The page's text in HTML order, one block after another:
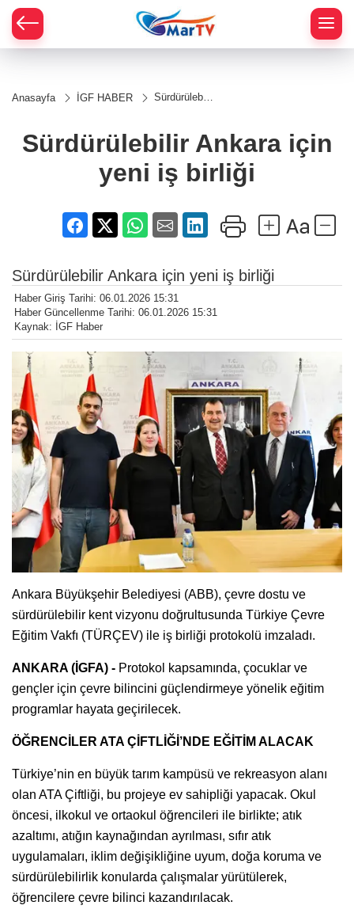
Anasayfa İGF HABER
Sürdürülebilir
Sürdürülebilir Ankara için
yeni iş birliği
Sürdürülebilir Ankara için yeni iş birliği
Haber Giriş Tarihi: 06.01.2026 15:31
Haber Güncellenme Tarihi: 06.01.2026 15:31
Kaynak: İGF Haber
Ankara Büyükşehir Belediyesi (ABB), çevre dostu ve
sürdürülebilir kent vizyonu doğrultusunda Türkiye Çevre
Eğitim Vakfı (TÜRÇEV) ile iş birliği protokolü imzaladı.
ANKARA (İGFA) - Protokol kapsamında, çocuklar ve
gençler için çevre bilincini güçlendirmeye yönelik eğitim
programlar hayata geçirilecek.
ÖĞRENCİLER ATA ÇİFTLİĞİ’NDE EĞİTİM ALACAK
Türkiye’nin en büyük tarım kampüsü ve rekreasyon alanı
olan ATA Çiftliği, bu projeye ev sahipliği yapacak. Okul
öncesi, ilkokul ve ortaokul öğrencileri ile birlikte; atık
azaltımı, atığın kaynağından ayrılması, sıfır atık
uygulamaları, iklim değişikliğine uyum, doğa koruma ve
sürdürülebilirlik konularda çalışmalar yürütülerek,
öğrencilere çevre bilinci kazandırılacak.